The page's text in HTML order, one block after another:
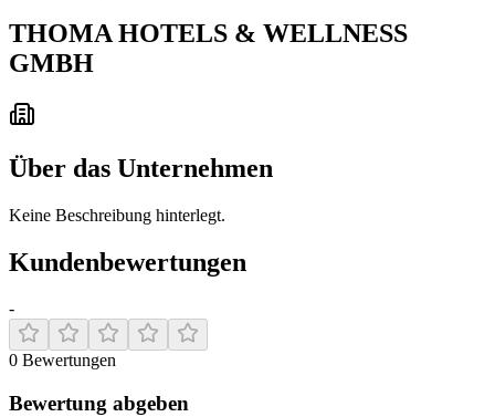
THOMA HOTELS & WELLNESS
GMBH
Über das Unternehmen
Keine Beschreibung hinterlegt.
Kundenbewertungen
-
0 Bewertungen
Bewertung abgeben